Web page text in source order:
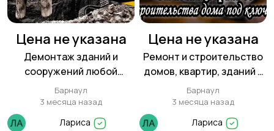
Цена не указана
Демонтаж зданий и
сооружений любой
сложности.
Барнаул
3 месяца назад
Лариса
Цена не указана
Ремонт и строительство
домов, квартир, зданий и
сооружений.
Барнаул
3 месяца назад
Лариса